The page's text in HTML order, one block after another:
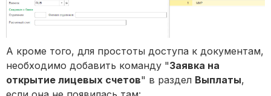
А кроме того, для простоты доступа к документам,
необходимо добавить команду "Заявка на
открытие лицевых счетов" в раздел Выплаты,